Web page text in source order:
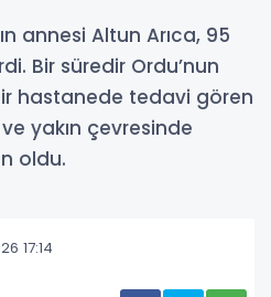
annesi Altun Arıca, 95
Bir süredir Ordu’nun
hastanede tedavi gören
ve yakın çevresinde
oldu.
17:14